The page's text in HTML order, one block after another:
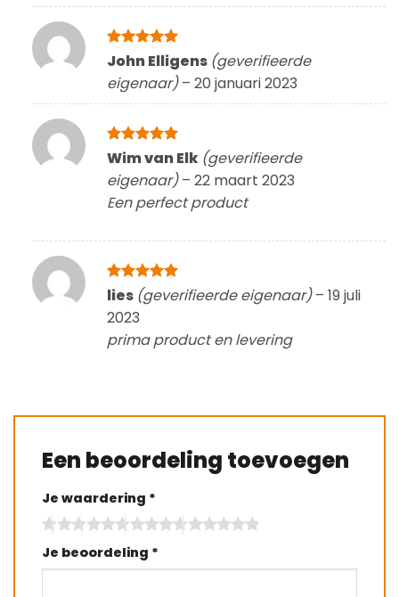
Gewaardeerd
John Elligens (geverifieerde
eigenaar) – 20 januari 2023
Gewaardeerd
Wim van Elk (geverifieerde
eigenaar) – 22 maart 2023
Een perfect product
Gewaardeerd
uit 5
lies (geverifieerde eigenaar) – 19 juli
2023
prima product en levering
Een beoordeling toevoegen
Je waardering *
Je beoordeling *